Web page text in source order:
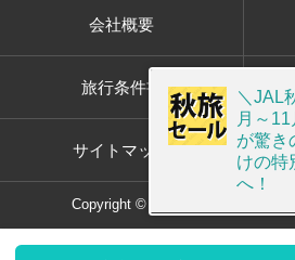
会社概要
旅行条件書
サイトマップ
Copyright © ORION TOUR Co.,Ltd.
＼JAL
月～
が驚き
けの特
へ！